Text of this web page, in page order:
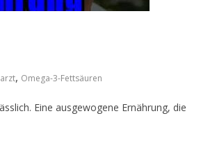
, Omega-3-Fettsäuren
Eine ausgewogene Ernährung, die